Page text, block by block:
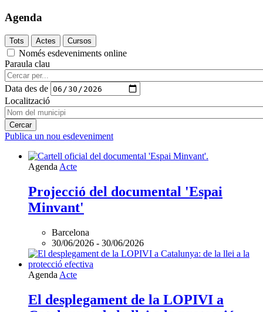
Agenda
Només esdeveniments online
Paraula clau
Data des de
Localització
Publica un nou esdeveniment
AgendaActe
Projecció del documental 'Espai
Minvant'
Barcelona
30/06/2026 - 30/06/2026
Agenda Acte
El desplegament de la LOPIVI a